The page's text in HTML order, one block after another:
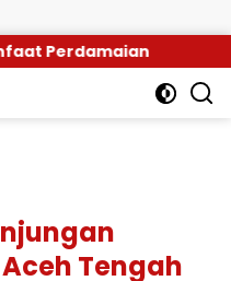
Pemerintah
Tengah